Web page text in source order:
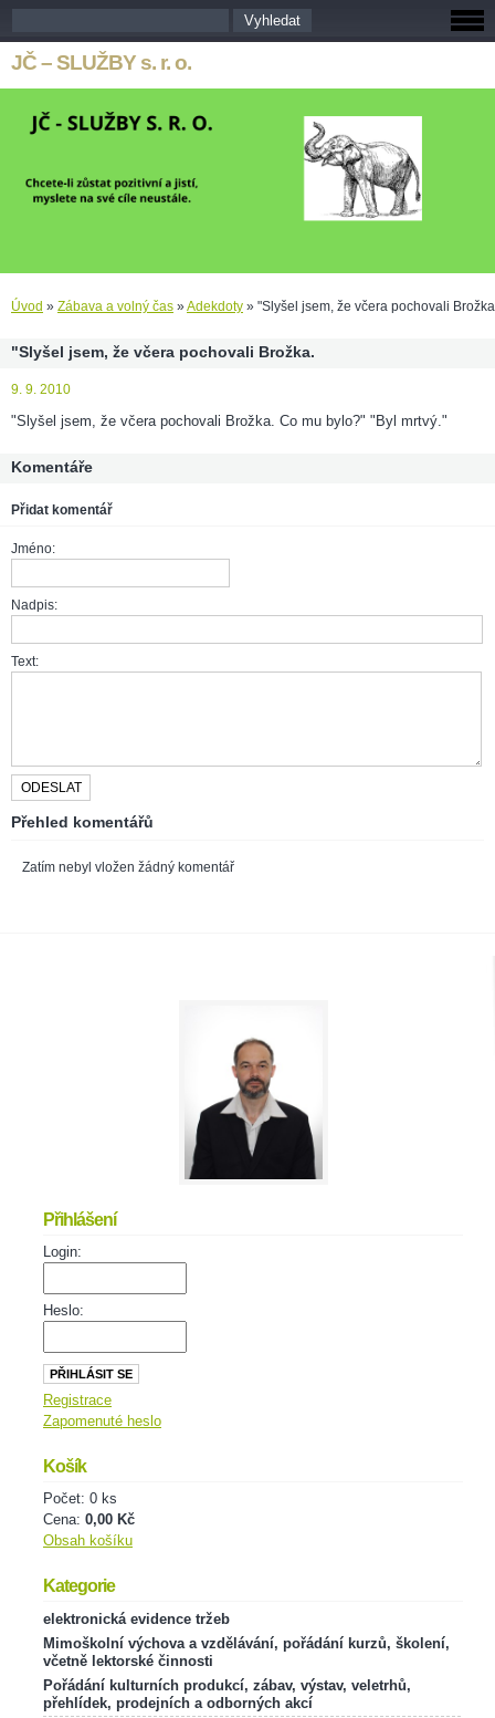
JČ – SLUŽBY s. r. o.
Úvod » Zábava a volný čas »Adekdoty » "Slyšel jsem, že včera pochovali
"Slyšel jsem, že včera pochovali Brožka.
9. 9. 2010
"Slyšel jsem, že včera pochovali Brožka. Co mu bylo?" "Byl mrtvý."
Komentáře
Přidat komentář
Jméno:
Nadpis:
Text:
Přehled komentářů
Zatím nebyl vložen žádný komentář
Přihlášení
Login:
Heslo:
Registrace
Zapomenuté heslo
Košík
Počet: 0 ks
Cena: 0,00 Kč
Obsah košíku
Kategorie
elektronická evidence tržeb
Mimoškolní výchova a vzdělávání, pořádání kurzů, školení,
včetně lektorské činnosti
Pořádání kulturních produkcí, zábav, výstav, veletrhů,
přehlídek, prodejních a odborných akcí